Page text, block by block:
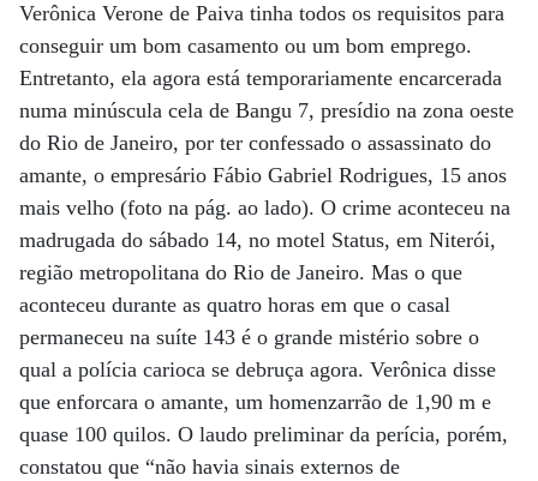
Verônica Verone de Paiva tinha todos os requisitos para
conseguir um bom casamento ou um bom emprego.
Entretanto, ela agora está temporariamente encarcerada
numa minúscula cela de Bangu 7, presídio na zona oeste
do Rio de Janeiro, por ter confessado o assassinato do
amante, o empresário Fábio Gabriel Rodrigues, 15 anos
mais velho (foto na pág. ao lado). O crime aconteceu na
madrugada do sábado 14, no motel Status, em Niterói,
região metropolitana do Rio de Janeiro. Mas o que
aconteceu durante as quatro horas em que o casal
permaneceu na suíte 143 é o grande mistério sobre o
qual a polícia carioca se debruça agora. Verônica disse
que enforcara o amante, um homenzarrão de 1,90 m e
quase 100 quilos. O laudo preliminar da perícia, porém,
constatou que “não havia sinais externos de